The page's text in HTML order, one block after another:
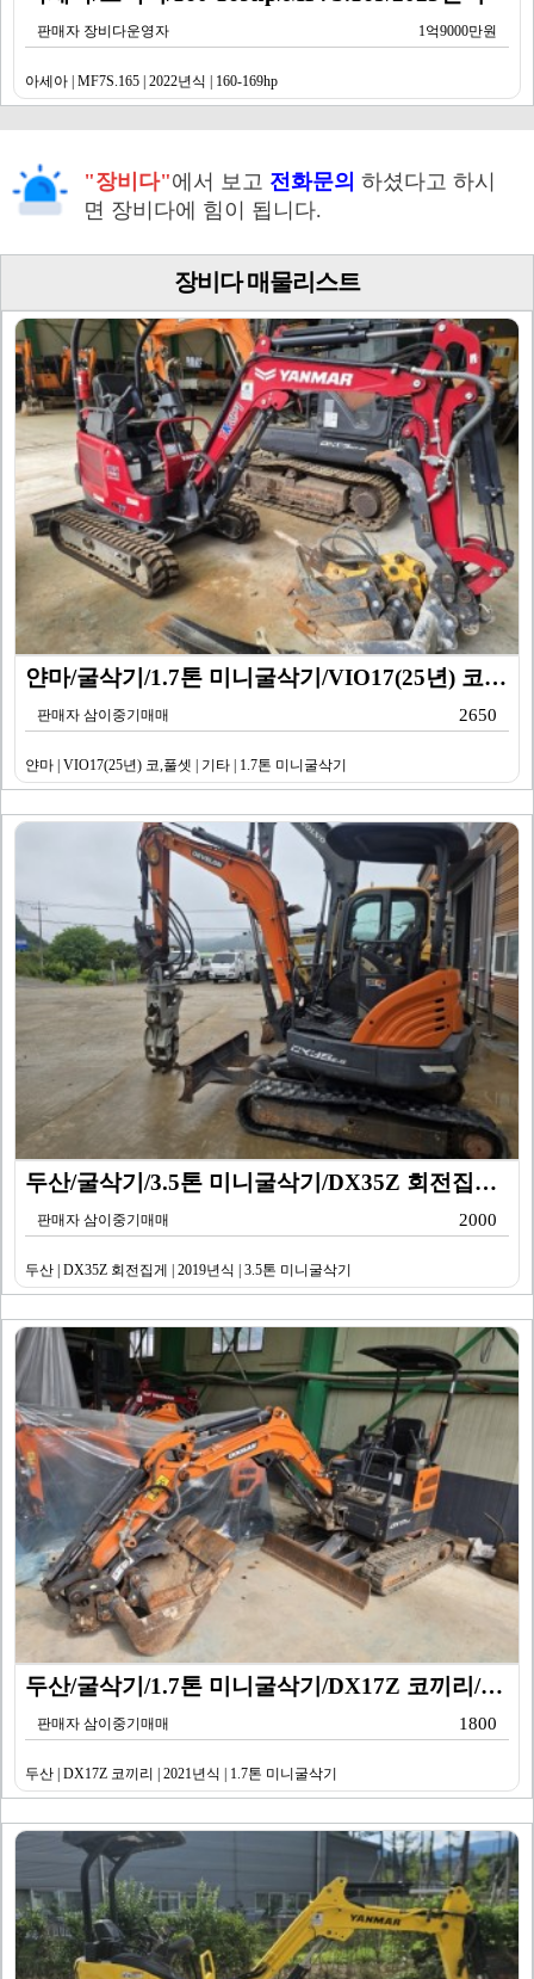
판매자 장비다운영자 1억9000만원
아세아 | MF7S.165 | 2022년식 | 160-169hp
"장비다"에서 보고 전화문의 하셨다고 하시
면 장비다에 힘이 됩니다.
장비다 매물리스트
얀마/굴삭기/1.7톤 미니굴삭기/VIO17(25년) 코…
판매자 삼이중기매매 2650
얀마 | VIO17(25년) 코,풀셋 | 기타 | 1.7톤 미니굴삭기
두산/굴삭기/3.5톤 미니굴삭기/DX35Z 회전집게/2…
판매자 삼이중기매매 2000
두산 | DX35Z 회전집게 | 2019년식 | 3.5톤 미니굴삭기
두산/굴삭기/1.7톤 미니굴삭기/DX17Z 코끼리/20…
판매자 삼이중기매매 1800
두산 | DX17Z 코끼리 | 2021년식 | 1.7톤 미니굴삭기